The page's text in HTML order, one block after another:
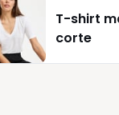
T-shirt
corte